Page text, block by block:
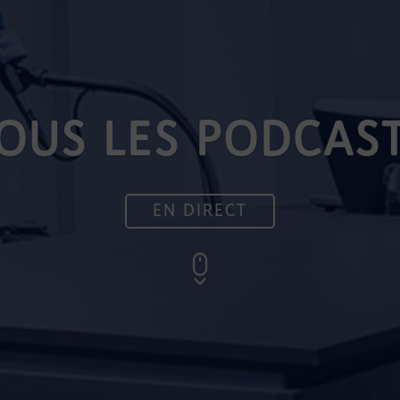
LES
EN DIRECT